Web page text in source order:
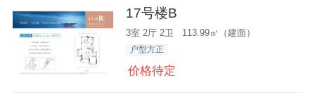
17号楼B
3室 2厅 2卫 113.99㎡（建面）
户型方正
价格待定